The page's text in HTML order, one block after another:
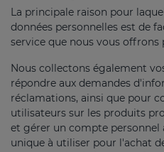
La principale raison pour
données personnelles est de
service que nous vous offrons
Nous collectons également
répondre aux demandes
réclamations, ainsi que pour
utilisateurs sur les produits
et gérer un compte
unique à utiliser pour l'achat